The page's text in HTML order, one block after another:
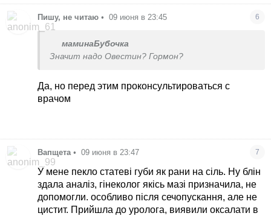
Пишу, не читаю • 09 июня в 23:45 6
маминаБубочка
Значит надо Овестин? Гормон?
Да, но перед этим проконсультироваться с
врачом
Вапщета • 09 июня в 23:47 7
У мене пекло статеві губи як рани на сіль. Ну блін
здала аналіз, гінеколог якісь мазі призначила, не
допомогли. особливо після сечопускання, але не
цистит. Прийшла до уролога, виявили оксалати в